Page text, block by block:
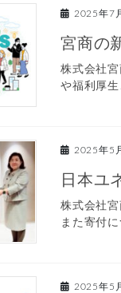
2025年7
宮商の
株式会社
や福利厚
2025年5
日本ユ
株式会社
また寄付
2025年5